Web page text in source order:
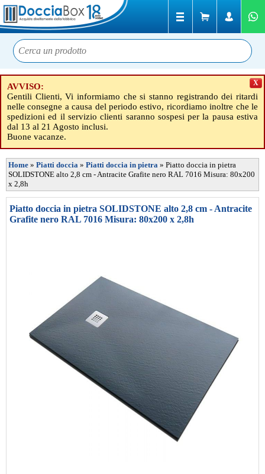
AVVISO:
Gentili Clienti, Vi informiamo che si stanno registrando dei ritardi
nelle consegne a causa del periodo estivo, ricordiamo inoltre che le
spedizioni ed il servizio clienti saranno sospesi per la pausa estiva
dal 13 al 21 Agosto inclusi.
Buone vacanze.
X
Home » Piatti doccia » Piatti doccia in pietra » Piatto doccia in pietra
SOLIDSTONE alto 2,8 cm - Antracite Grafite nero RAL 7016 Misura: 80x200
x 2,8h
Piatto doccia in pietra SOLIDSTONE alto 2,8 cm - Antracite
Grafite nero RAL 7016 Misura: 80x200 x 2,8h